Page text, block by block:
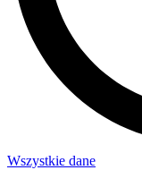
Wszystkie dane